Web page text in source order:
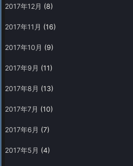
2017年12月 (8)
2017年11月 (16)
2017年10月 (9)
2017年9月 (11)
2017年8月 (13)
2017年7月 (10)
2017年6月 (7)
2017年5月 (4)